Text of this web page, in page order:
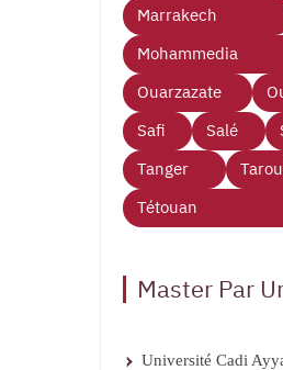
Marrakech
Mohammedia
Ouarzazate
Safi
Salé
Tanger
Tétouan
Master Par
Université Cadi